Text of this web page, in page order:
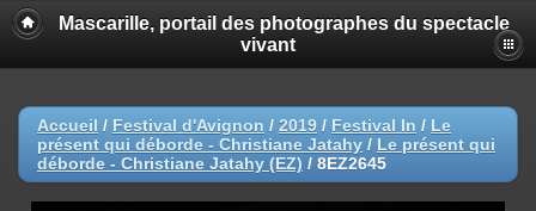
Mascarille, portail des photographes du spectacle
vivant
Accueil / Festival d'Avignon / 2019 / Festival In / Le
présent qui déborde - Christiane Jatahy / Le présent qui
déborde - Christiane Jatahy (EZ) / 8EZ2645